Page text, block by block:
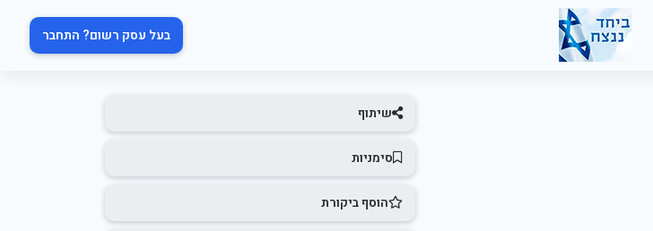
בעל עסק רשום? התחבר
שיתוף
סימניות
הוסף ביקורת